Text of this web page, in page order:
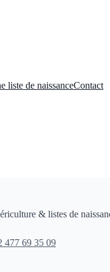
liste de naissanceContact
& listes de
477 69 35 09